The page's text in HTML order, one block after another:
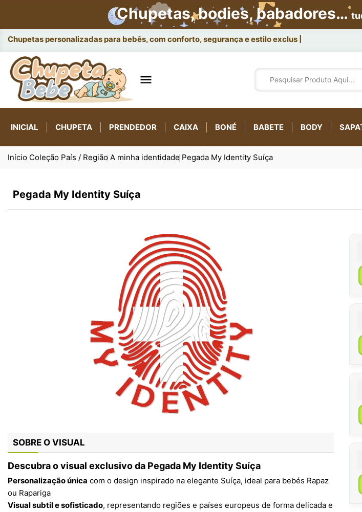
Chupetas, bodies, babadores…
Chupetas personalizadas para bebês, com conforto, segurança e estilo exclusivo.

INICIAL CHUPETA PRENDEDOR CAIXA BONÉ BABETE BODY
Início Coleção País / Região A minha identidade Pegada My Identity Suíça
Pegada My Identity Suíça
SOBRE O VISUAL
Descubra o visual exclusivo da Pegada My Identity Suíça
Personalização única com o design inspirado na elegante Suíça, ideal para bebés Rapaz
ou Rapariga
Visual subtil e sofisticado, representando regiões e países europeus de forma delicada e